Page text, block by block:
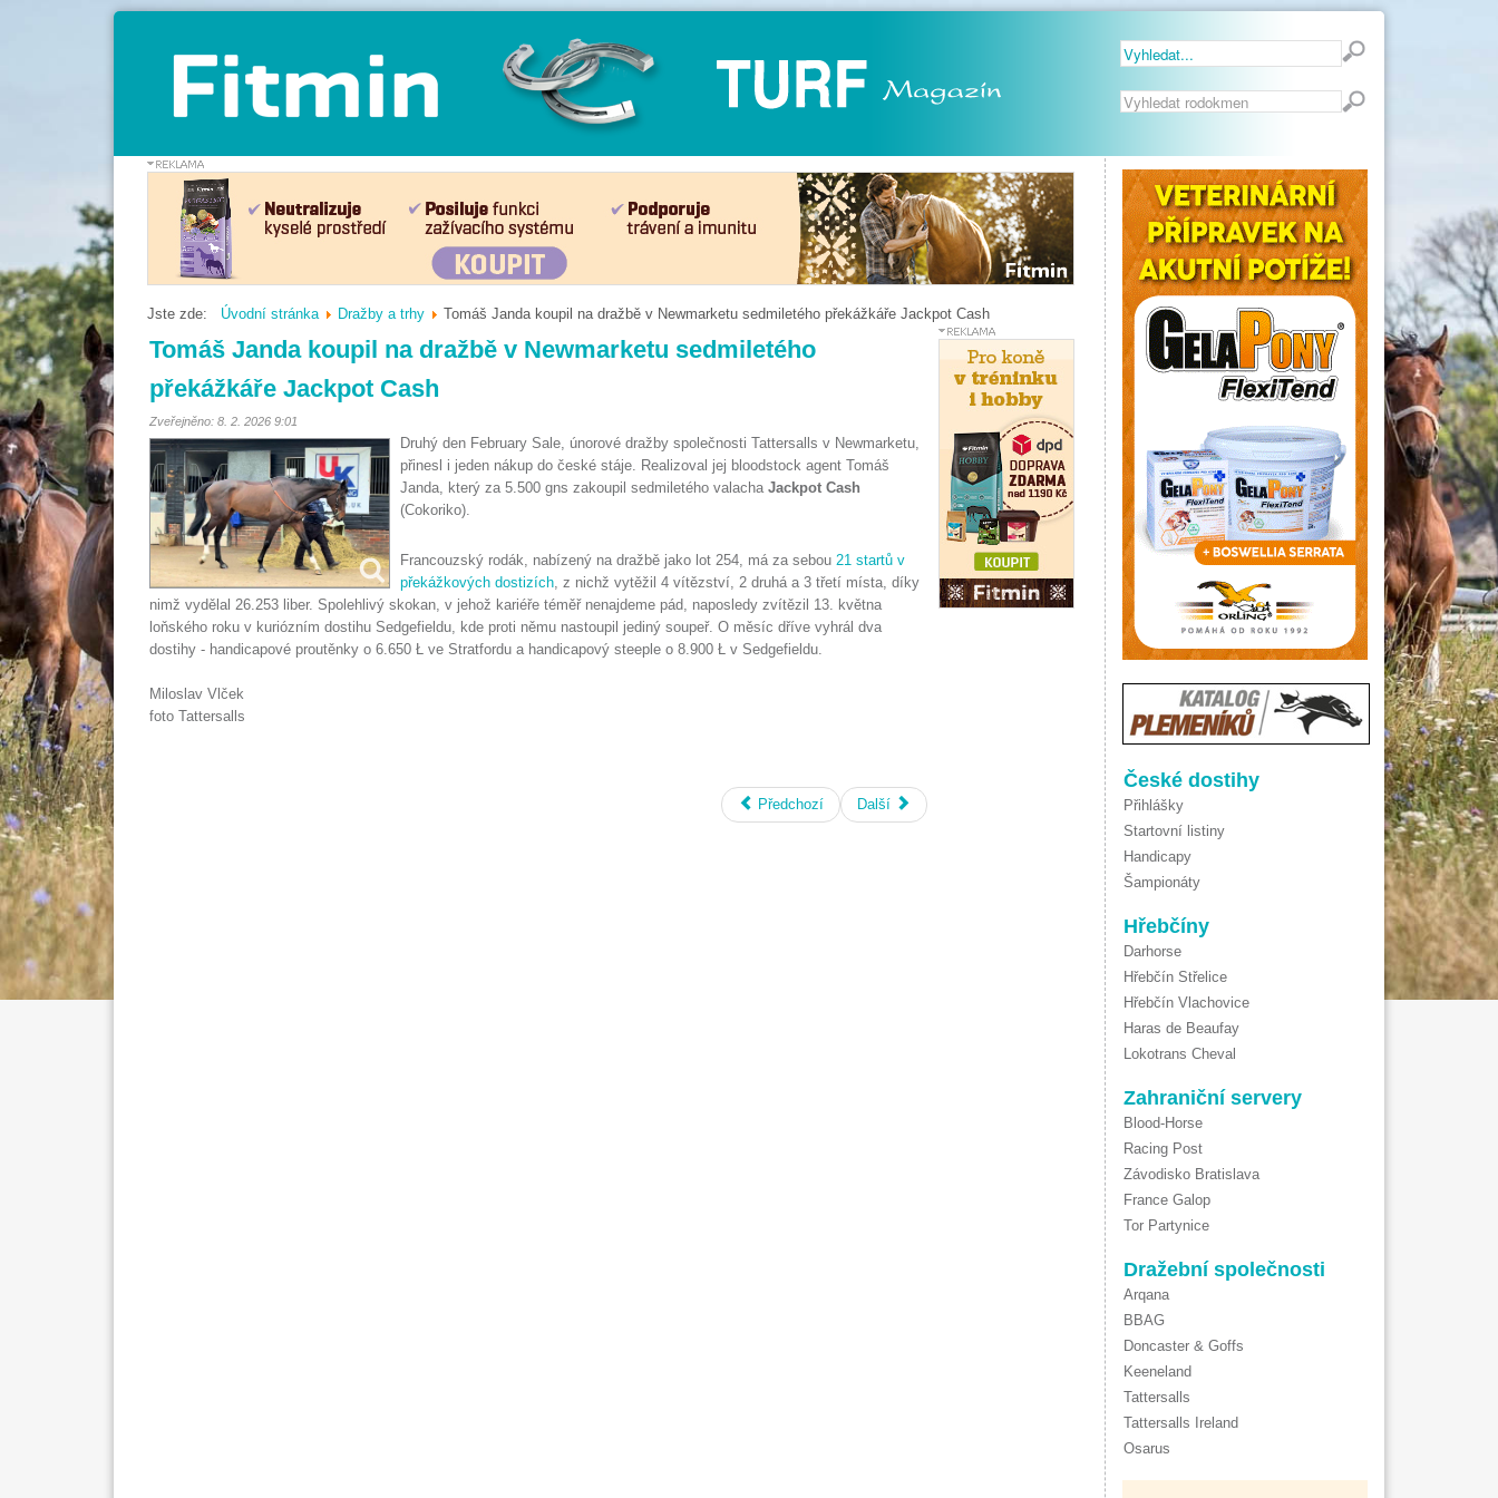
Vyhledávání...
České dostihy
Přihlášky
Startovní listiny
Handicapy
Šampionáty
Hřebčíny
Darhorse
Hřebčín Střelice
Hřebčín Vlachovice
Haras de Beaufay
Lokotrans Cheval
Zahraniční servery
Blood-Horse
Racing Post
Závodisko Bratislava
France Galop
Tor Partynice
Dražební společnosti
Arqana
BBAG
Doncaster & Goffs
Keeneland
Tattersalls
Tattersalls Ireland
Osarus
Jste zde: Úvodní stránka Dražby a trhy Tomáš Janda koupil na dražbě v Newmarketu sedmiletého překážkáře Jackpot Cash
Tomáš Janda koupil na dražbě v Newmarketu sedmiletého
překážkáře Jackpot Cash
Zveřejněno: 8. 2. 2026 9:01
Druhý den February Sale, únorové dražby společnosti Tattersalls v Newmarketu,
přinesl i jeden nákup do české stáje. Realizoval jej bloodstock agent Tomáš
Janda, který za 5.500 gns zakoupil sedmiletého valacha Jackpot Cash
(Cokoriko).
Francouzský rodák, nabízený na dražbě jako lot 254, má za sebou 21 startů v
překážkových dostizích, z nichž vytěžil 4 vítězství, 2 druhá a 3 třetí místa, díky
nimž vydělal 26.253 liber. Spolehlivý skokan, v jehož kariéře téměř nenajdeme pád, naposledy zvítězil 13. května
loňského roku v kuriózním dostihu Sedgefieldu, kde proti němu nastoupil jediný soupeř. O měsíc dříve vyhrál dva
dostihy - handicapové proutěnky o 6.650 Ł ve Stratfordu a handicapový steeple o 8.900 Ł v Sedgefieldu.
Miloslav Vlček
foto Tattersalls
Předchozí Další